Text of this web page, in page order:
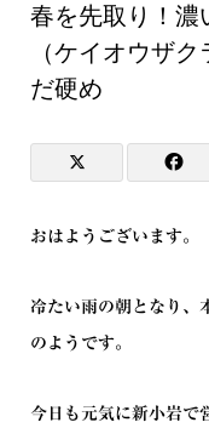
春を先取り！濃
（ケイオウザ
だ硬め
おはようございます。
冷たい雨の朝となり、
のようです。
今日も元気に新小岩で